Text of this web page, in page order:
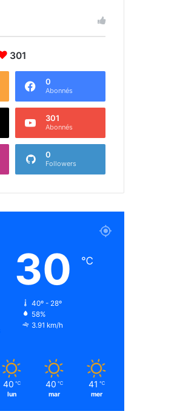
301
0
Abonnés
301
Abonnés
0
Followers
30 ℃
40º - 28º
58%
3.91 km/h
40 ℃
lun
40 ℃
mar
41 ℃
mer